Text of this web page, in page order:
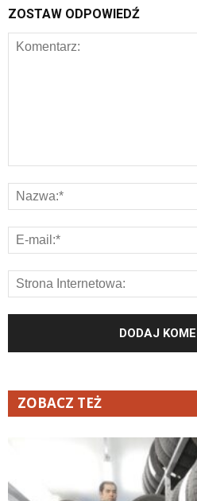
ZOSTAW ODPOWIEDŹ
ZOBACZ TEŻ